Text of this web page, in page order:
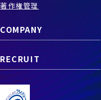
著作権管理
COMPANY
RECRUIT